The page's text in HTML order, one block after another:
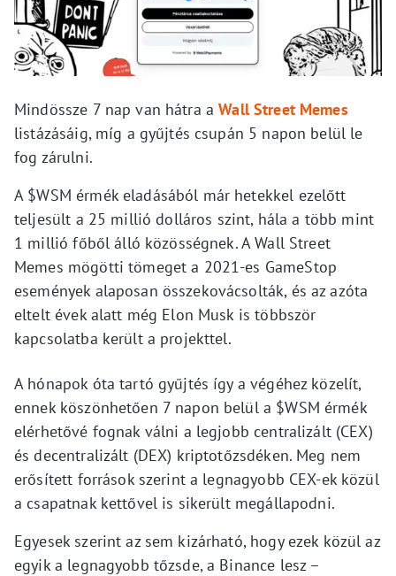
Mindössze 7 nap van hátra a Wall Street Memes
listázásáig, míg a gyűjtés csupán 5 napon belül le
fog zárulni.
A $WSM érmék eladásából már hetekkel ezelőtt
teljesült a 25 millió dolláros szint, hála a több mint
1 millió főből álló közösségnek. A Wall Street
Memes mögötti tömeget a 2021-es GameStop
események alaposan összekovácsolták, és az azóta
eltelt évek alatt még Elon Musk is többször
kapcsolatba került a projekttel.
A hónapok óta tartó gyűjtés így a végéhez közelít,
ennek köszönhetően 7 napon belül a $WSM érmék
elérhetővé fognak válni a legjobb centralizált (CEX)
és decentralizált (DEX) kriptotőzsdéken. Meg nem
erősített források szerint a legnagyobb CEX-ek közül
a csapatnak kettővel is sikerült megállapodni.
Egyesek szerint az sem kizárható, hogy ezek közül az
egyik a legnagyobb tőzsde, a Binance lesz –